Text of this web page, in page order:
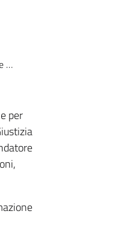
per